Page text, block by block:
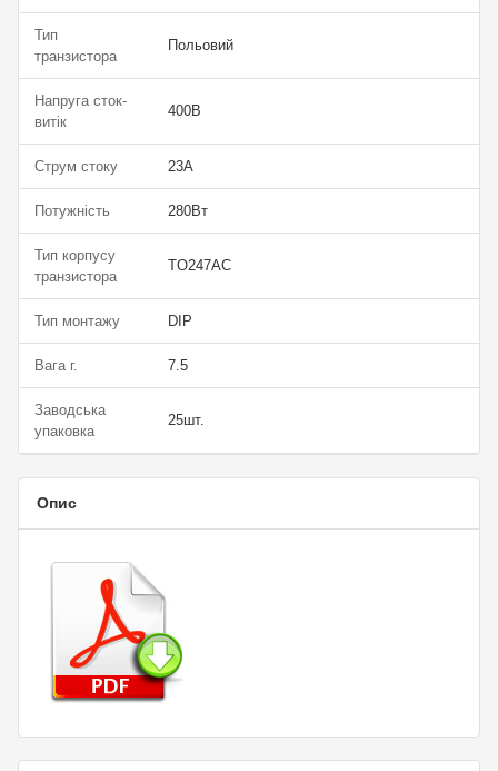
Тип
транзистора
Польовий
Напруга сток-
витік
400В
Струм стоку 23А
Потужність 280Вт
Тип корпусу
транзистора
TO247AC
Тип монтажу DIP
Вага г. 7.5
Заводська
упаковка
25шт.
Опис